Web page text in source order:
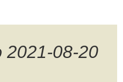
2021-08-20